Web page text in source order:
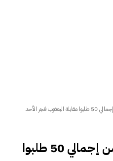
"التربية": 45 شخصاً من إجمالي 50 طلبوا